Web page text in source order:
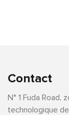
Contact
N° 1 Fuda
technologique